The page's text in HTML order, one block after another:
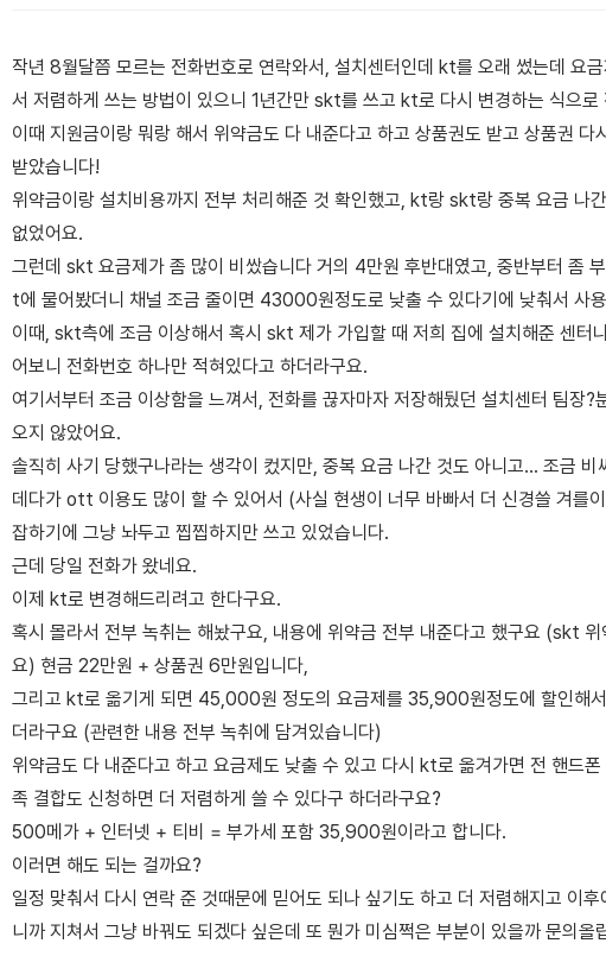
작년 8월달쯤 모르는 전화번호로 연락와서, 설치센터인데 kt를 오래 썼는데 요
서 저렴하게 쓰는 방법이 있으니 1년간만 skt를 쓰고 kt로 다시 변경하는 식으로
이때 지원금이랑 뭐랑 해서 위약금도 다 내준다고 하고 상품권도 받고 상품권 다
받았습니다!
위약금이랑 설치비용까지 전부 처리해준 것 확인했고, kt랑 skt랑 중복 요금 나
없었어요.
그런데 skt 요금제가 좀 많이 비쌌습니다 거의 4만원 후반대였고, 중반부터 좀
t에 물어봤더니 채널 조금 줄이면 43000원정도로 낮출 수 있다기에 낮춰서 사
이때, skt측에 조금 이상해서 혹시 skt 제가 가입할 때 저희 집에 설치해준 센터
어보니 전화번호 하나만 적혀있다고 하더라구요.
여기서부터 조금 이상함을 느껴서, 전화를 끊자마자 저장해뒀던 설치센터 팀장?
오지 않았어요.
솔직히 사기 당했구나라는 생각이 컸지만, 중복 요금 나간 것도 아니고... 조금 비
데다가 ott 이용도 많이 할 수 있어서 (사실 현생이 너무 바빠서 더 신경쓸 겨를
잡하기에 그냥 놔두고 찝찝하지만 쓰고 있었습니다.
근데 당일 전화가 왔네요.
이제 kt로 변경해드리려고 한다구요.
혹시 몰라서 전부 녹취는 해놨구요, 내용에 위약금 전부 내준다고 했구요 (skt
요) 현금 22만원 + 상품권 6만원입니다,
그리고 kt로 옮기게 되면 45,000원 정도의 요금제를 35,900원정도에 할인해
더라구요 (관련한 내용 전부 녹취에 담겨있습니다)
위약금도 다 내준다고 하고 요금제도 낮출 수 있고 다시 kt로 옮겨가면 전 핸드
족 결합도 신청하면 더 저렴하게 쓸 수 있다구 하더라구요?
500메가 + 인터넷 + 티비 = 부가세 포함 35,900원이라고 합니다.
이러면 해도 되는 걸까요?
일정 맞춰서 다시 연락 준 것때문에 믿어도 되나 싶기도 하고 더 저렴해지고 이
니까 지쳐서 그냥 바꿔도 되겠다 싶은데 또 뭔가 미심쩍은 부분이 있을까 문의올